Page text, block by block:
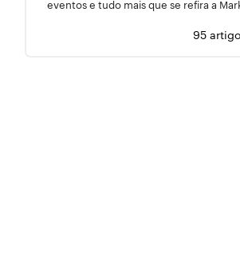
eventos e tudo mais que se refira a
95